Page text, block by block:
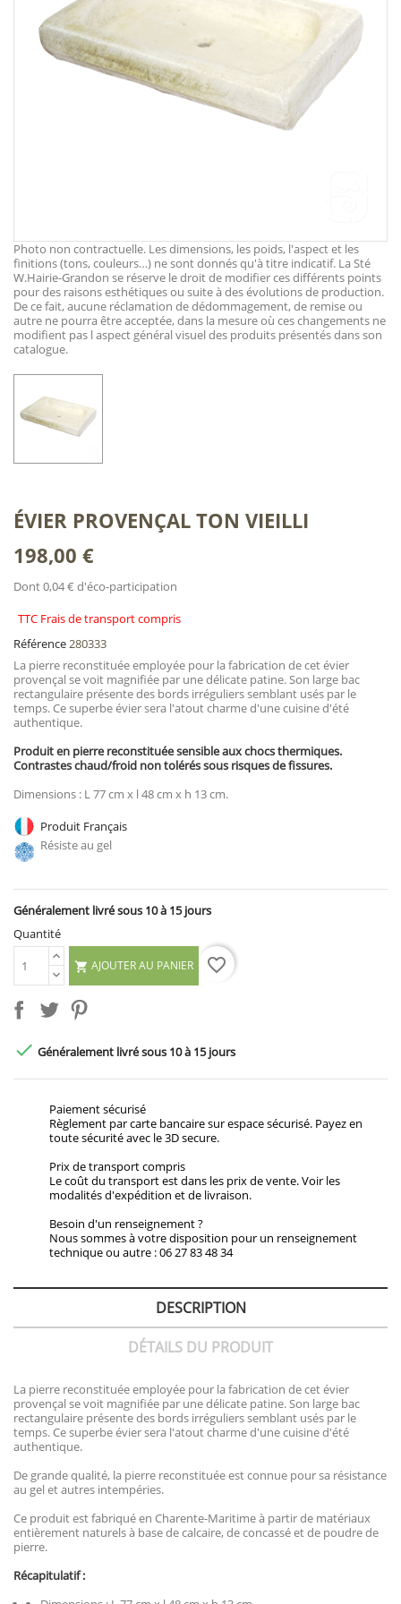
Photo non contractuelle. Les dimensions, les poids, l'aspect et les
finitions (tons, couleurs…) ne sont donnés qu'à titre indicatif. La Sté
W.Hairie-Grandon se réserve le droit de modifier ces différents points
pour des raisons esthétiques ou suite à des évolutions de production.
De ce fait, aucune réclamation de dédommagement, de remise ou
autre ne pourra être acceptée, dans la mesure où ces changements ne
modifient pas l aspect général visuel des produits présentés dans son
catalogue.
ÉVIER PROVENÇAL TON VIEILLI
198,00 €
Dont 0,04 € d'éco-participation
TTC Frais de transport compris
Référence280333
La pierre reconstituée employée pour la fabrication de cet évier
provençal se voit magnifiée par une délicate patine. Son large bac
rectangulaire présente des bords irréguliers semblant usés par le
temps. Ce superbe évier sera l'atout charme d'une cuisine d'été
authentique.
Produit en pierre reconstituée sensible aux chocs thermiques.
Contrastes chaud/froid non tolérés sous risques de fissures.
Dimensions : L 77 cm x l 48 cm x h 13 cm.
Produit Français
Résiste au gel
Généralement livré sous 10 à 15 jours
Quantité
 AJOUTER AU PANIER favorite_border
 Généralement livré sous 10 à 15 jours
Paiement sécurisé
Règlement par carte bancaire sur espace sécurisé. Payez en
toute sécurité avec le 3D secure.
Prix de transport compris
Le coût du transport est dans les prix de vente. Voir les
modalités d'expédition et de livraison.
Besoin d'un renseignement ?
Nous sommes à votre disposition pour un renseignement
technique ou autre : 06 27 83 48 34
DESCRIPTION
DÉTAILS DU PRODUIT
La pierre reconstituée employée pour la fabrication de cet évier
provençal se voit magnifiée par une délicate patine. Son large bac
rectangulaire présente des bords irréguliers semblant usés par le
temps. Ce superbe évier sera l'atout charme d'une cuisine d'été
authentique.
De grande qualité, la pierre reconstituée est connue pour sa résistance
au gel et autres intempéries.
Ce produit est fabriqué en Charente-Maritime à partir de matériaux
entièrement naturels à base de calcaire, de concassé et de poudre de
pierre.
Récapitulatif :